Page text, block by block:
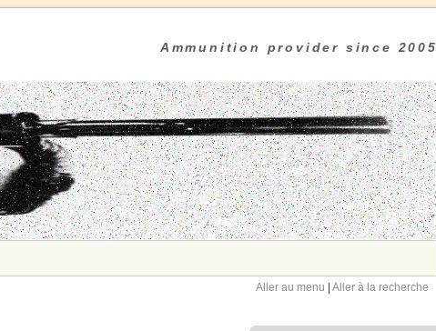
Ammunition provider since 2005
Aller au menu |Aller à la recherche